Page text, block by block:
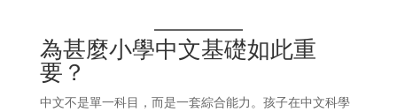
為甚麼小學中文基礎如此重
要？
中文不是單一科目，而是一套綜合能力。孩子在中文科學